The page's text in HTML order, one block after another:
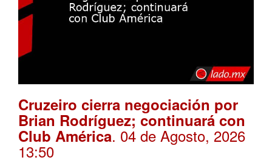
Cruzeiro cierra negociación por
Brian Rodríguez; continuará con
Club América. 04 de Agosto, 2026
13:50